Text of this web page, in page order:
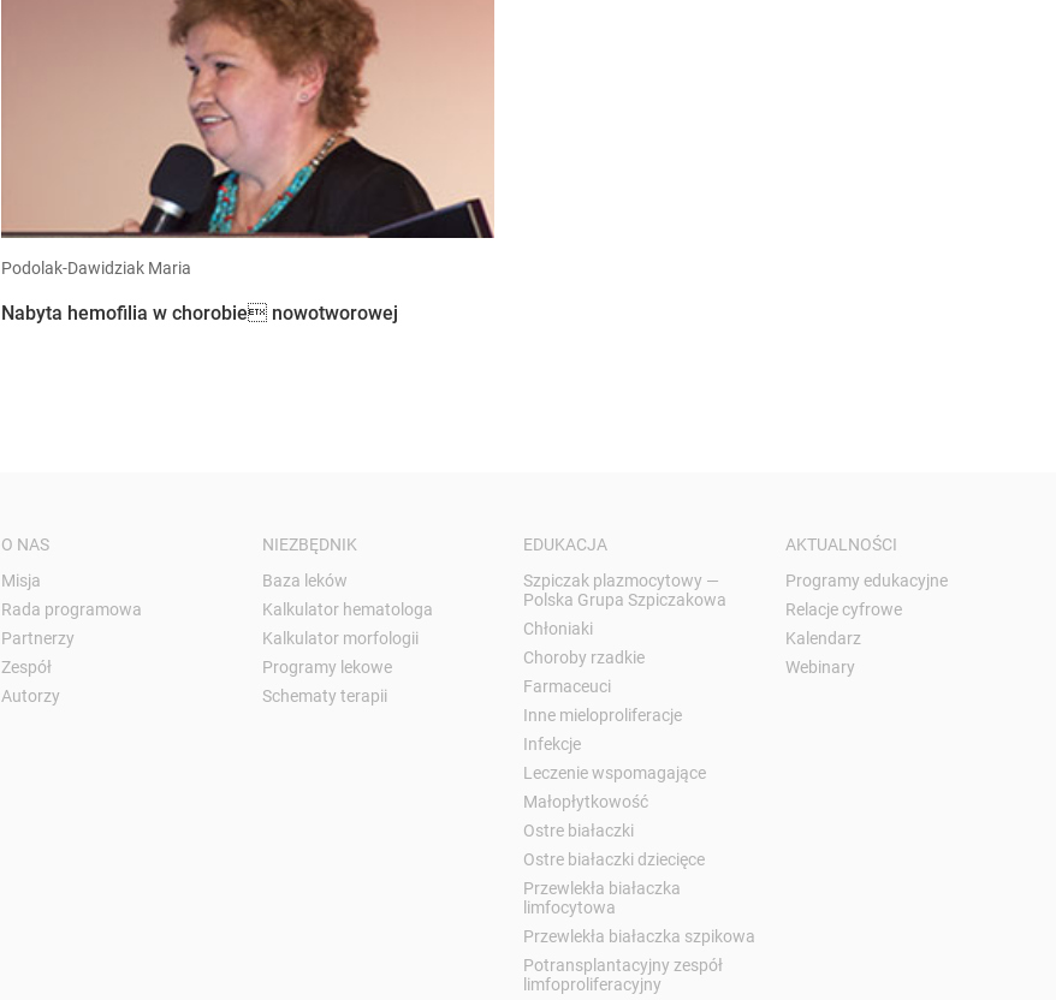
Podolak-Dawidziak Maria
Nabyta hemofilia w chorobie nowotworowej
O NAS
Misja
Rada programowa
Partnerzy
Zespół
Autorzy
NIEZBĘDNIK
Baza leków
Kalkulator hematologa
Kalkulator morfologii
Programy lekowe
Schematy terapii
EDUKACJA
Szpiczak plazmocytowy —
Polska Grupa Szpiczakowa
Chłoniaki
Choroby rzadkie
Farmaceuci
Inne mieloproliferacje
Infekcje
Leczenie wspomagające
Małopłytkowość
Ostre białaczki
Ostre białaczki dziecięce
Przewlekła białaczka
limfocytowa
Przewlekła białaczka szpikowa
Potransplantacyjny zespół
limfoproliferacyjny
AKTUALNOŚCI
Programy edukacyjne
Relacje cyfrowe
Kalendarz
Webinary